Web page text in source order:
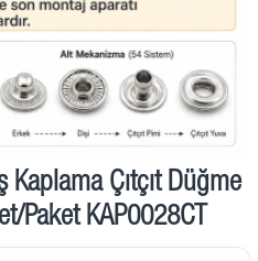
Çıtçıt Düğme
Paket KAP0028CT